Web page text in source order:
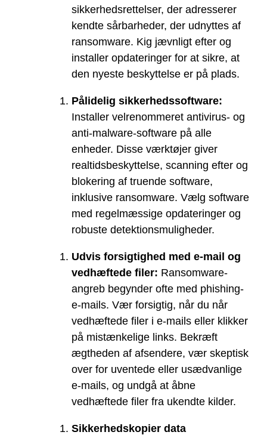
sikkerhedsrettelser, der adresserer
kendte sårbarheder, der udnyttes af
ransomware. Kig jævnligt efter og
installer opdateringer for at sikre, at
den nyeste beskyttelse er på plads.
Pålidelig sikkerhedssoftware:
Installer velrenommeret antivirus- og
anti-malware-software på alle
enheder. Disse værktøjer giver
realtidsbeskyttelse, scanning efter og
blokering af truende software,
inklusive ransomware. Vælg software
med regelmæssige opdateringer og
robuste detektionsmuligheder.
Udvis forsigtighed med e-mail og
vedhæftede filer: Ransomware-
angreb begynder ofte med phishing-
e-mails. Vær forsigtig, når du når
vedhæftede filer i e-mails eller klikker
på mistænkelige links. Bekræft
ægtheden af afsendere, vær skeptisk
over for uventede eller usædvanlige
e-mails, og undgå at åbne
vedhæftede filer fra ukendte kilder.
Sikkerhedskopier data